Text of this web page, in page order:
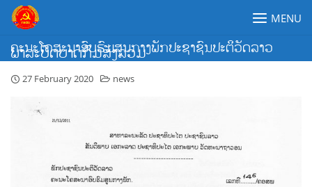
Skip
content
ຄະນະໂຄສະນາອົບຮົມສູນກາງພັກປະຊາຊົນປະຕິວັດລາວ
MENU
ພາລະບົດບາດກົມສັງລວມ
27 February 2020 news